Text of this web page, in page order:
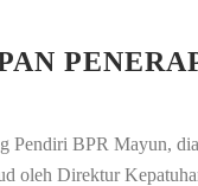
Pendiri BPR Mayun,
oleh Direktur